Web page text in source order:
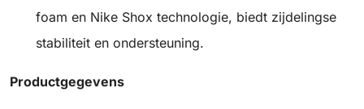
foam en Nike Shox technologie, biedt zijdelingse
stabiliteit en ondersteuning.
Productgegevens